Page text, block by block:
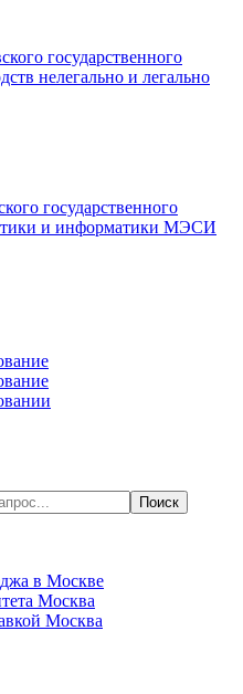
государственного
нелегально и легально
государственного
и информатики МЭСИ
в Москве
Москва
Москва